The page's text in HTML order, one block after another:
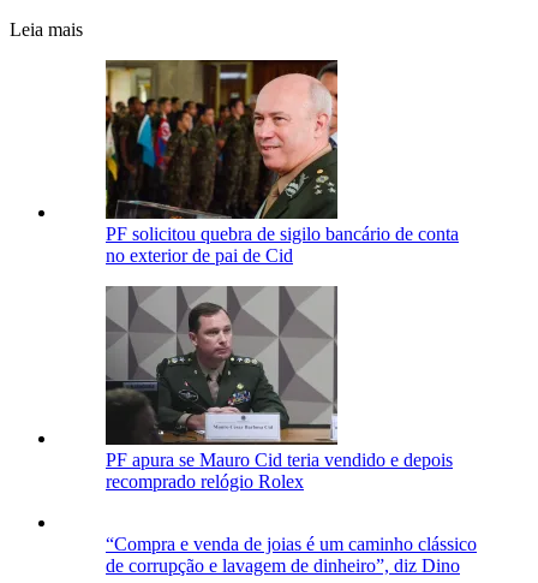
Leia mais
PF solicitou quebra de sigilo bancário de conta
no exterior de pai de Cid
PF apura se Mauro Cid teria vendido e depois
recomprado relógio Rolex
“Compra e venda de joias é um caminho clássico
de corrupção e lavagem de dinheiro”, diz Dino